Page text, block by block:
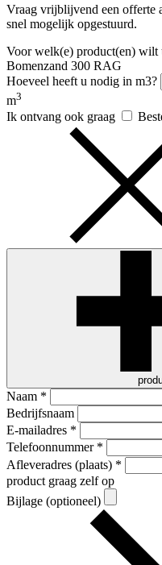
Vraag vrijblijvend een offerte
snel mogelijk opgestuurd.
Voor welk(e) product(en) wilt
Bomenzand 300 RAG
Hoeveel heeft u nodig in m3?
m3
Ik ontvang ook graag
Naam *
Bedrijfsnaam
E-mailadres *
Telefoonnummer *
Afleveradres (plaats) *
product graag zelf op
Bijlage (optioneel)